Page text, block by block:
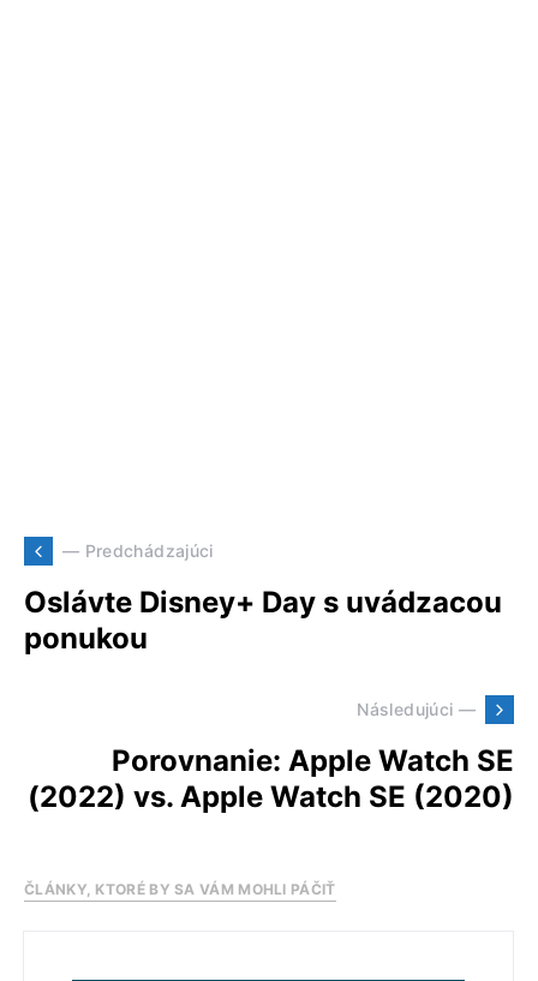
— Predchádzajúci
Oslávte Disney+ Day s uvádzacou
ponukou
Následujúci —
Porovnanie: Apple Watch SE
(2022) vs. Apple Watch SE (2020)
ČLÁNKY, KTORÉ BY SA VÁM MOHLI PÁČIŤ